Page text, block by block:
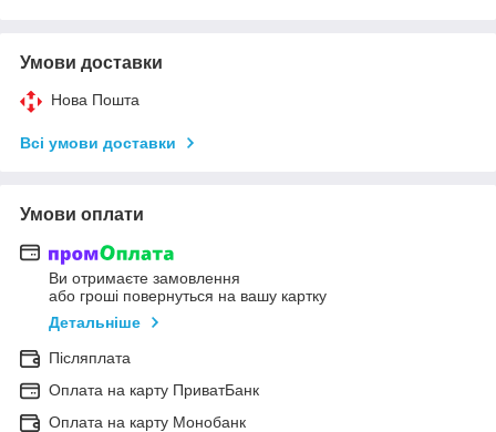
Умови доставки
Нова Пошта
Всі умови доставки
Умови оплати
Ви отримаєте замовлення
або гроші повернуться на вашу картку
Детальніше
Післяплата
Оплата на карту ПриватБанк
Оплата на карту Монобанк